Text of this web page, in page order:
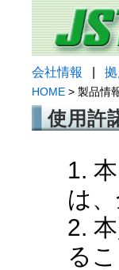
会社情報
HOME > 製品情
使用許
1.
は
2.
る